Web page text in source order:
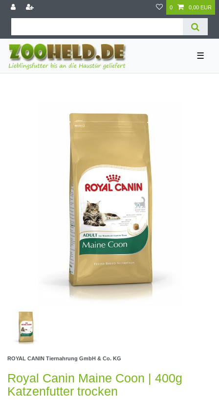
0 0,00 EUR
☰
ROYAL CANIN Tiernahrung GmbH & Co. KG
Royal Canin Maine Coon | 400g
Katzenfutter trocken